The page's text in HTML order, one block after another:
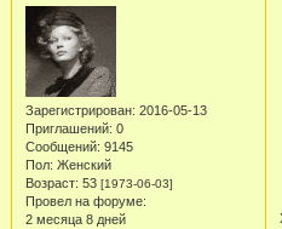
Зарегистрирован: 2016-05-13
Приглашений: 0
Сообщений: 9145
Пол: Женский
Возраст: 53 [1973-06-03]
Провел на форуме:
2 месяца 8 дней